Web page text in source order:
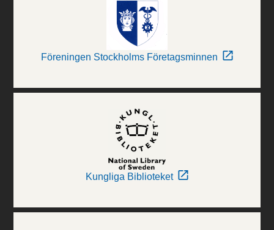
Föreningen Stockholms Företagsminnen
Kungliga Biblioteket